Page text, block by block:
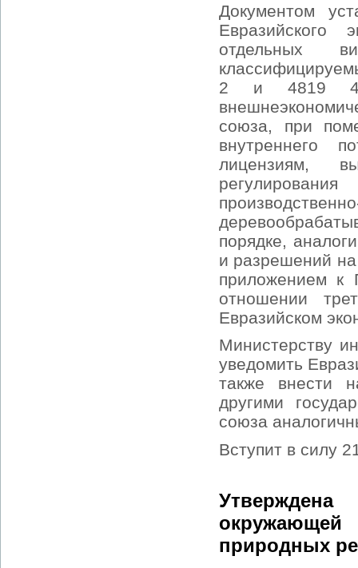
Документом
Евразийского
отдельных
2 и 4819 40
союза, при
внутреннего
лицензиям,
порядке,
и разрешений
приложением к
отношении
Евразийском
Министерству
уведомить
также внести
другими
союза
Вступит в силу
Утверждена
природных